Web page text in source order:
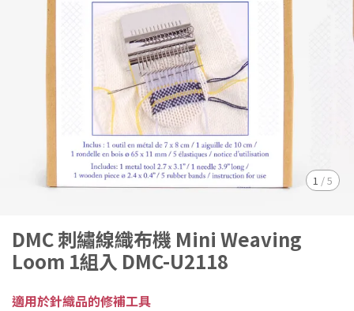
1 /5
DMC 刺繡線織布機 Mini Weaving
Loom 1組入 DMC-U2118
適用於針織品的修補工具